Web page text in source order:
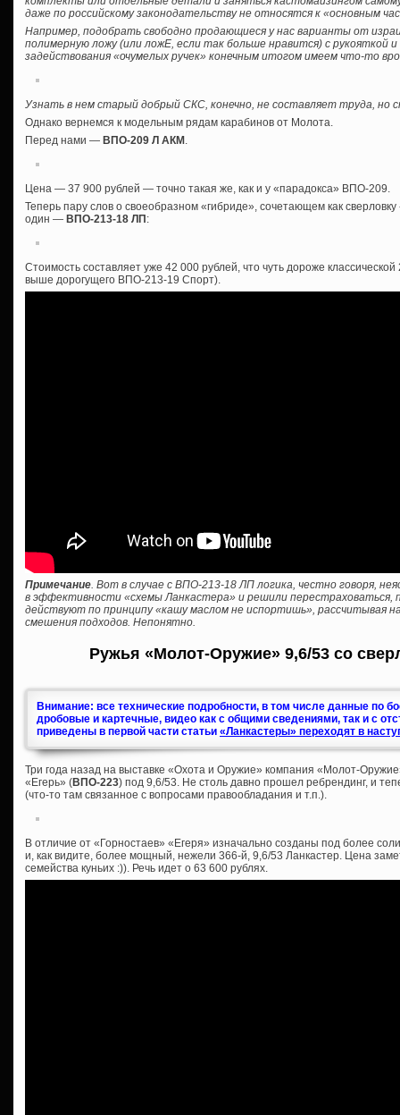
даже по российскому законодательству не относятся к «основным
Например, подобрать свободно продающиеся у нас варианты от
полимерную ложу (или ложЕ, если так больше нравится) с рукояткой
задействования «очумелых ручек» конечным итогом имеем что-то
Узнать в нем старый добрый СКС, конечно, не составляет труда, но
Однако вернемся к модельным рядам карабинов от Молота.
Перед нами — ВПО-209 Л АКМ .
Цена — 37 900 рублей — точно такая же, как и у «парадокса» ВПО-209.
Теперь пару слов о своеобразном «гибриде», сочетающем как
один — ВПО-213-18 ЛП :
Стоимость составляет уже 42 000 рублей, что чуть дороже
выше дорогущего ВПО-213-19 Спорт).
Примечание. Вот в случае с ВПО-213-18 ЛП логика, честно говоря,
в эффективности «схемы Ланкастера» и решили перестраховаться,
действуют по принципу «кашу маслом не испортишь», рассчитывая
смешения подходов. Непонятно.
Ружья «Молот-Оружие» 9,6/53 со
Внимание: все технические подробности, в том числе данные по
дробовые и картечные, видео как с общими сведениями, так и с
приведены в первой части статьи «Ланкастеры» переходят в
Три года назад на выставке «Охота и Оружие» компания «Молот-
«Егерь» (ВПО-223) под 9,6/53. Не столь давно прошел ребрендинг, и
(что-то там связанное с вопросами правообладания и т.п.).
В отличие от «Горностаев» «Егеря» изначально созданы под более
и, как видите, более мощный, нежели 366-й, 9,6/53 Ланкастер. Цена
семейства куньих :)). Речь идет о 63 600 рублях.